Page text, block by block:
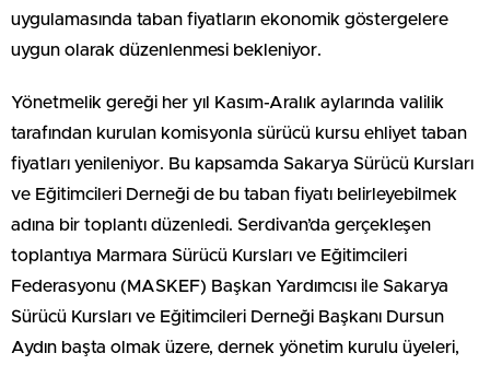
uygulamasında taban fiyatların ekonomik göstergelere
uygun olarak düzenlenmesi bekleniyor.
Yönetmelik gereği her yıl Kasım-Aralık aylarında valilik
tarafından kurulan komisyonla sürücü kursu ehliyet taban
fiyatları yenileniyor. Bu kapsamda Sakarya Sürücü Kursları
ve Eğitimcileri Derneği de bu taban fiyatı belirleyebilmek
adına bir toplantı düzenledi. Serdivan’da gerçekleşen
toplantıya Marmara Sürücü Kursları ve Eğitimcileri
Federasyonu (MASKEF) Başkan Yardımcısı ile Sakarya
Sürücü Kursları ve Eğitimcileri Derneği Başkanı Dursun
Aydın başta olmak üzere, dernek yönetim kurulu üyeleri,